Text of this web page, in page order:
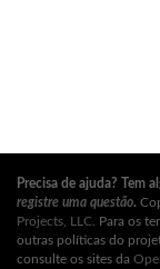
Precisa de ajuda? Tem
registre uma questão.
Projects, LLC . Para os
outras políticas do
consulte os sites da